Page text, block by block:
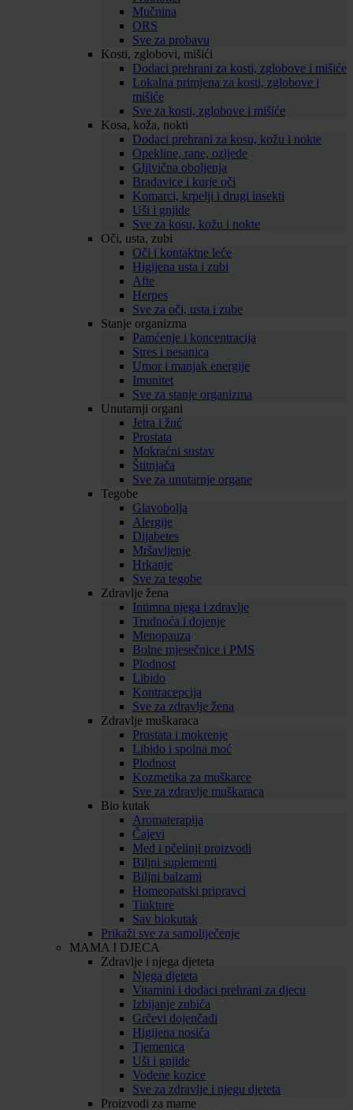
Mučnina
ORS
Sve za probavu
Kosti, zglobovi, mišići
Dodaci prehrani za kosti, zglobove i mišiće
Lokalna primjena za kosti, zglobove i
mišiće
Sve za kosti, zglobove i mišiće
Kosa, koža, nokti
Dodaci prehrani za kosu, kožu i nokte
Opekline, rane, ozljede
Gljivična oboljenja
Bradavice i kurje oči
Komarci, krpelji i drugi insekti
Uši i gnjide
Sve za kosu, kožu i nokte
Oči, usta, zubi
Oči i kontaktne leće
Higijena usta i zubi
Afte
Herpes
Sve za oči, usta i zube
Stanje organizma
Pamćenje i koncentracija
Stres i nesanica
Umor i manjak energije
Imunitet
Sve za stanje organizma
Unutarnji organi
Jetra i žuć
Prostata
Mokraćni sustav
Štitnjača
Sve za unutarnje organe
Tegobe
Glavobolja
Alergije
Dijabetes
Mršavljenje
Hrkanje
Sve za tegobe
Zdravlje žena
Intimna njega i zdravlje
Trudnoća i dojenje
Menopauza
Bolne mjesečnice i PMS
Plodnost
Libido
Kontracepcija
Sve za zdravlje žena
Zdravlje muškaraca
Prostata i mokrenje
Libido i spolna moć
Plodnost
Kozmetika za muškarce
Sve za zdravlje muškaraca
Bio kutak
Aromaterapija
Čajevi
Med i pčelinji proizvodi
Biljni suplementi
Biljni balzami
Homeopatski pripravci
Tinkture
Sav biokutak
Prikaži sve za samoliječenje
MAMA I DJECA
Zdravlje i njega djeteta
Njega djeteta
Vitamini i dodaci prehrani za djecu
Izbijanje zubića
Grčevi dojenčadi
Higijena nosića
Tjemenica
Uši i gnjide
Vodene kozice
Sve za zdravlje i njegu djeteta
Proizvodi za mame